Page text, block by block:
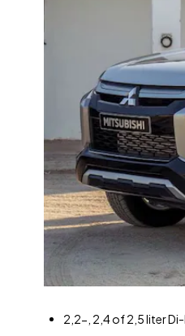
2,2-, 2,4 of 2,5 liter